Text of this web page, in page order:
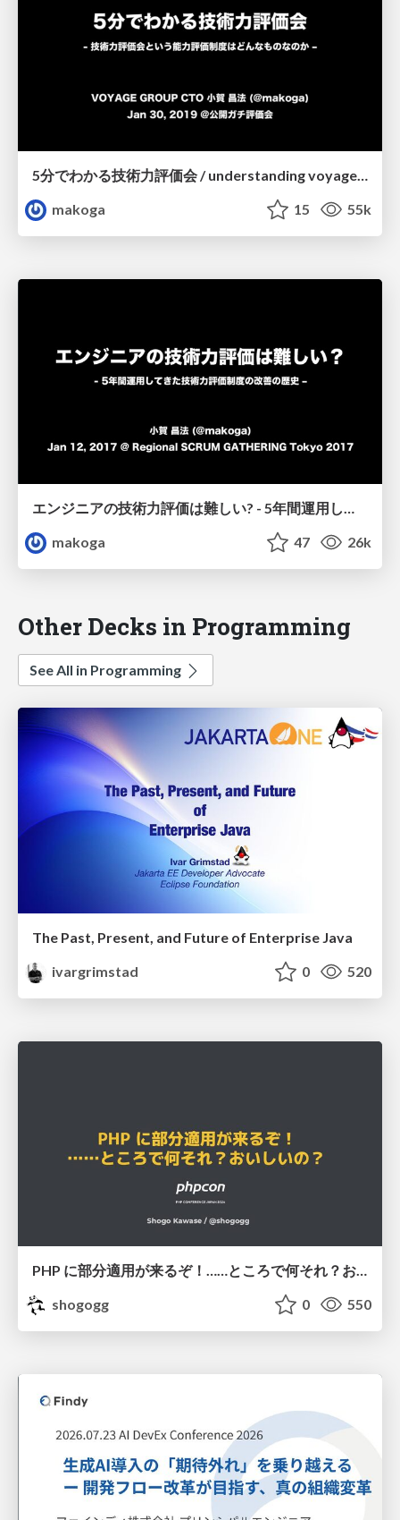
5分でわかる技術力評価会 / understanding voyagegroup's technology assessment in 5 minites
makoga
15 55k
エンジニアの技術力評価は難しい? - 5年間運用してきた技術力評価制度の改善の歴史 ‒ / Regional SCRUM GATHERING Tokyo 2017
makoga
47 26k
Other Decks in Programming
See All in Programming
The Past, Present, and Future of Enterprise Java
ivargrimstad
0 520
PHP に部分適用が来るぞ！……ところで何それ？おいしいの？ #phpcon / phpcon-2026
shogogg
0 550